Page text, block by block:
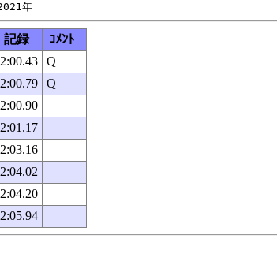
記録
ｺﾒﾝﾄ
2:00.43
Q
2:00.79
Q
2:00.90
2:01.17
2:03.16
2:04.02
2:04.20
2:05.94